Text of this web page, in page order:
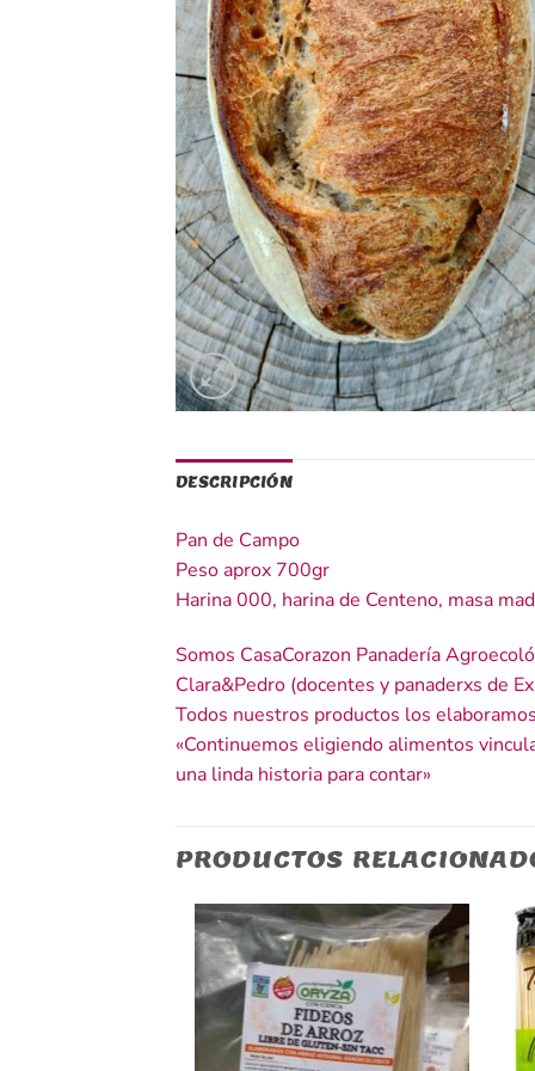
DESCRIPCIÓN
Pan de Campo
Peso aprox 700gr
Harina 000, harina de Centeno, masa
Somos CasaCorazon Panadería
Clara&Pedro (docentes y panaderxs de
Todos nuestros productos los
«Continuemos eligiendo alimentos
una linda historia para contar»
PRODUCTOS